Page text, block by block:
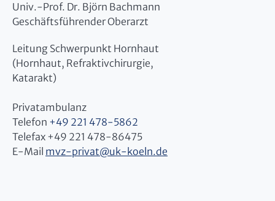
Univ.-Prof. Dr. Björn Bachmann
Geschäftsführender Oberarzt
Leitung Schwerpunkt Hornhaut
(Hornhaut, Refraktivchirurgie,
Katarakt)
Privatambulanz
Telefon +49 221 478-5862
Telefax +49 221 478-86475
E-Mail mvz-privat@uk-koeln.de